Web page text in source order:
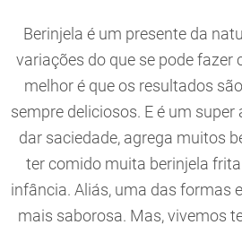
Berinjela é um presente da
variações do que se pode fazer
melhor é que os resultados
sempre deliciosos. E é um super
dar saciedade, agrega muitos
ter comido muita berinjela
infância. Aliás, uma das formas
mais saborosa. Mas, vivemos